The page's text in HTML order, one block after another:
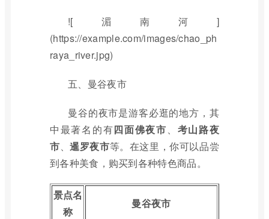
![湄南河]
(https://example.com/images/chao_ph
raya_river.jpg)
五、曼谷夜市
曼谷的夜市是游客必逛的地方，其
中最著名的有四面佛夜市、 考山路夜
市、暹罗夜市等。在这里，你可以品尝
到各种美食，购买到各种特色商品。
景点名
称
曼谷夜市